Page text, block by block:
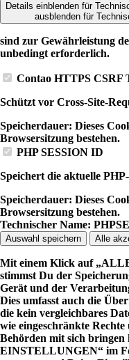
Details einblenden für
ausblenden für
sind zur Gewährleistung
unbedingt erforderlich.
Contao HTTPS CSRF
Schützt vor Cross-Site-
Speicherdauer: Dieses
Browsersitzung bestehen.
PHP SESSION ID
Speichert die aktuelle PHP-
Speicherdauer: Dieses
Browsersitzung bestehen.
Technischer Name:
Auswahl speichern Alle
Mit einem Klick auf
stimmst Du der
Gerät und der
Dies umfasst auch die
die kein vergleichbares
wie eingeschränkte
Behörden mit sich
EINSTELLUNGEN“ im